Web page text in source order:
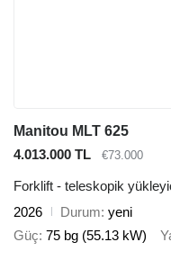
Manitou MLT 625
4.013.000 TL
€73.000
Forklift - teleskopik
2026
Durum yeni
Güç 75 bg (55.13 kW)